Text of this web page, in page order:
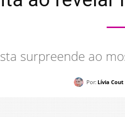
surpreende ao
Por: Lívia Cout